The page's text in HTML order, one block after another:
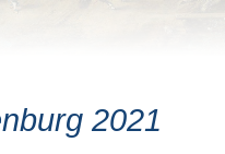
2021